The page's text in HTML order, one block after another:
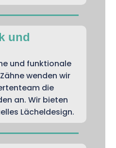
und
und funktionale
wenden wir
die
an. Wir bieten
Lächeldesign.